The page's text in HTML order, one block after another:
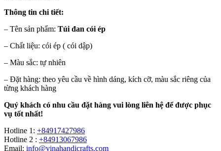
Thông tin chi tiết:
– Tên sản phẩm: Túi đan cói ép
– Chất liệu: cói ép ( cói dập)
– Màu sắc: tự nhiên
– Đặt hàng: theo yêu cầu về hình dáng, kích cỡ, màu sắc riêng của
từng khách hàng
Quý khách có nhu cầu đặt hàng vui lòng liên hệ để được phục
vụ tốt nhất!
Hotline 1: +84917427986
Hotline 2 : +84913067986
Email: info@vinahandicrafts.com